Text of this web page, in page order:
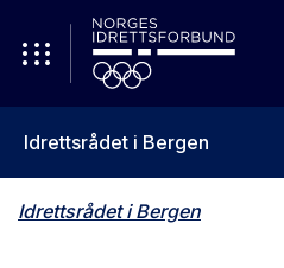
Idrettsrådet i Bergen
Idrettsrådet i Bergen